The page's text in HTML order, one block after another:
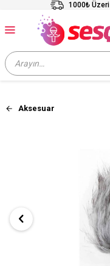
1000₺
Aksesuar